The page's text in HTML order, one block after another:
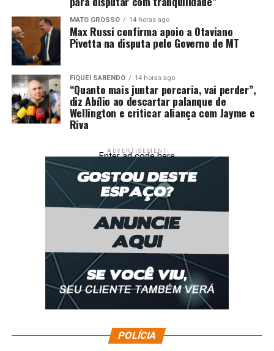
Municipal de Cultura, a Polícia Militar, a Polícia do
Centro Político Administrativo, o Corpo de Bombeiros, a
Defesa Civil, a Secretaria de Ordem Pública, a Secretaria
de Desenvolvimento Econômico, Trabalho, Turismo e
Agricultura, além de outros fornecedores e da
instituição Missão Enchei-vos, responsável pelo evento.
Fonte:Prefeitura de Cuiabá – MT
RELATED TOPICS: ANO CUIABÁ CUIABA..CBA
DESTAQUE
DIVERSIDADE ENCERRA
MUSICAL
REFORÇA SECRETÁRIA
Merendeiras de Cuiabá aprendem técnicas inovadoras
Cantata de Natal emociona público com mais de 56
Simininas em Cuiabá
MATO GROSSO 14 horas ago
Max Russi confirma apoio a Otaviano
Pivetta na disputa pelo Governo de MT
FIQUEI SABENDO 14 horas ago
“Quanto mais juntar porcaria, vai perder”,
diz Abílio ao descartar palanque de
Wellington e criticar aliança com Jayme e
Riva
ADVERTISEMENT
Enter ad code here
POLÍCIA